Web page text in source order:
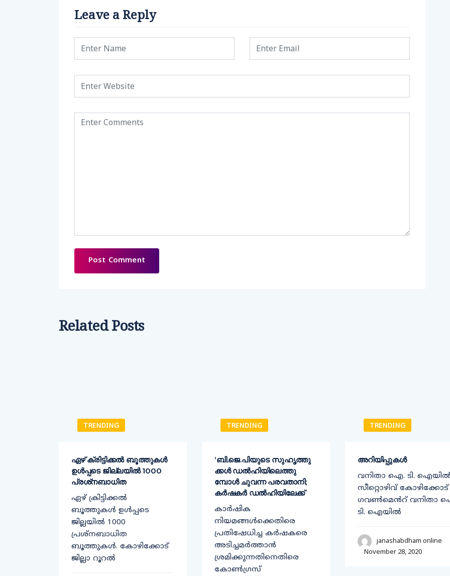
Leave a Reply
Related Posts
TRENDING
ഏഴ് ക്രിട്ടിക്കല്‍ ബൂത്തുകള്‍
ഉള്‍പ്പടെ ജില്ലയില്‍ 1000
പ്രശ്‌നബാധിത
ഏഴ് ക്രിട്ടിക്കല്‍
ബൂത്തുകള്‍ ഉള്‍പ്പടെ
ജില്ലയില്‍ 1000
പ്രശ്‌നബാധിത
ബൂത്തുകള്‍. കോഴിക്കോട്
ജില്ലാ റൂറല്‍
TRENDING
‘ബി​.ജെ.പിയുടെ സുഹൃത്തു​
ക്കൾ ഡൽഹിയിലെത്തു​
മ്പോൾ ചുവന്ന പരവതാനി;
കർഷകർ ഡൽഹിയിലേക്ക്​
കാർഷിക
നിയമങ്ങൾക്കെതിരെ
പ്രതിഷേധിച്ച കർഷകരെ
അടിച്ചമർത്താൻ
ശ്രമിക്കുന്നതിനെതിരെ
കോൺഗ്രസ്​
TRENDING
അറിയിപ്പുകൾ
വനിതാ ഐ. ടി. ഐയിൽ
സീറ്റൊഴിവ് കോഴിക്കോട്
ഗവൺമെൻറ് വനിതാ
ടി. ഐയിൽ
janashabdham online
November 28, 2020